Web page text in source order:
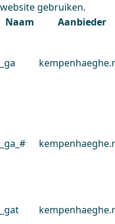
website gebruiken.
Naam
Aanbieder
_ga
_ga_#
_gat